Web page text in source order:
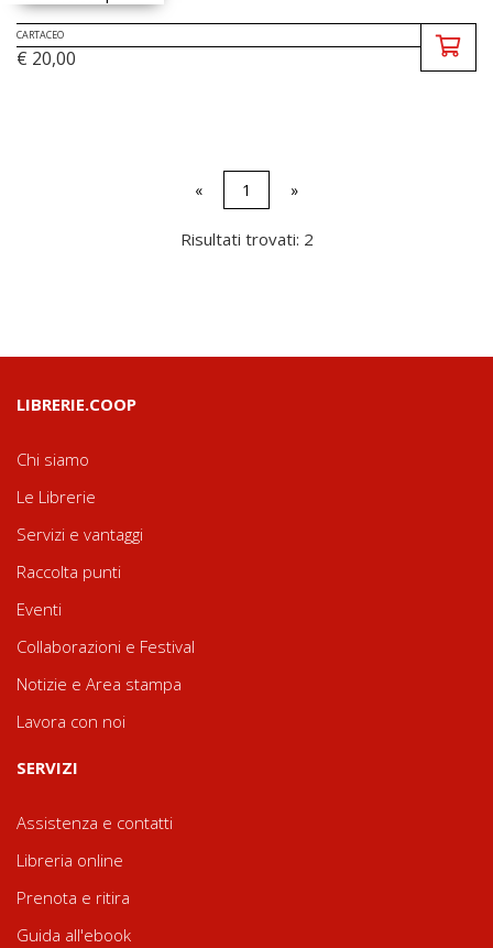
CARTACEO
€ 20,00
« 1 »
Risultati trovati: 2
LIBRERIE.COOP
Chi siamo
Le Librerie
Servizi e vantaggi
Raccolta punti
Eventi
Collaborazioni e Festival
Notizie e Area stampa
Lavora con noi
SERVIZI
Assistenza e contatti
Libreria online
Prenota e ritira
Guida all'ebook